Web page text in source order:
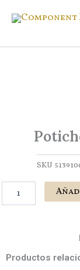
SKU
Caramelero
Productos